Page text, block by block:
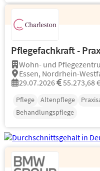
Pflegefachkraft -
Wohn- und
Essen, Nordrhein-
29.07.2026
55.273,68
Pflege Altenpflege
Behandlungspflege